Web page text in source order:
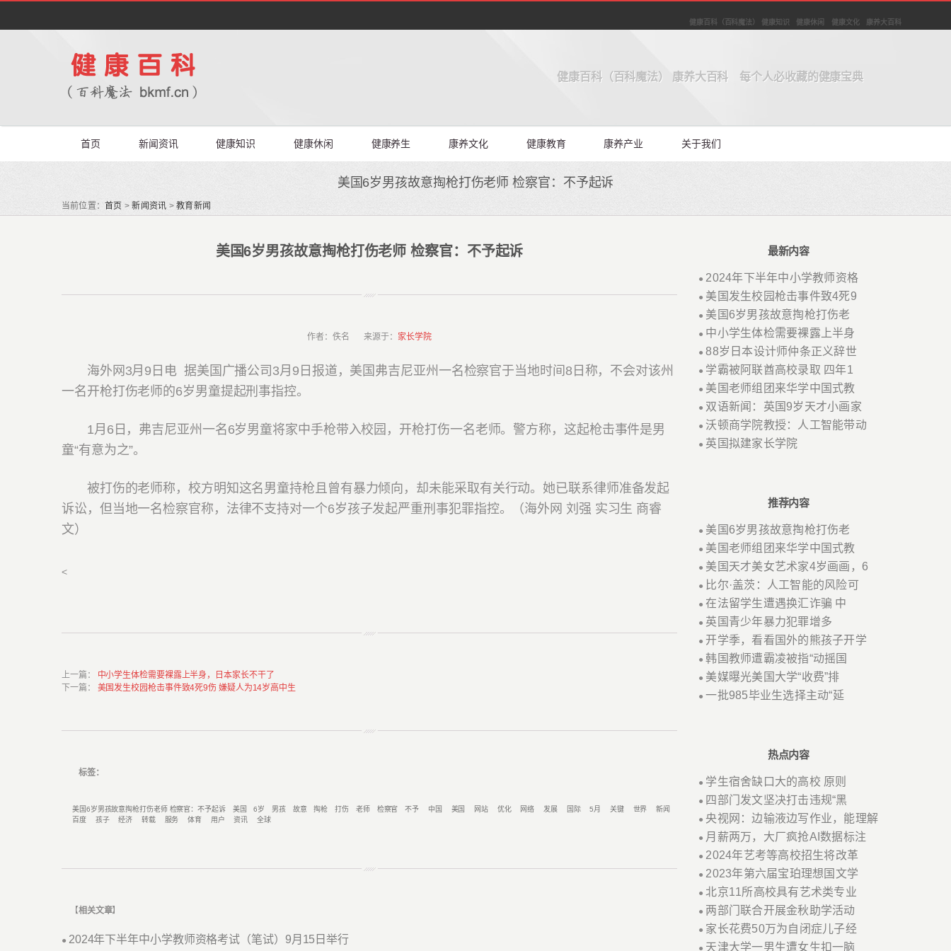
健康百科（百科魔法） 健康知识 健康休闲 健康文化 康养大百科
健康百科（百科魔法） 康养大百科 每个人必收藏的健康宝典
首页 新闻资讯 健康知识 健康休闲 健康养生 康养文化 健康教育 康养产业 关于我们
美国6岁男孩故意掏枪打伤老师 检察官：不予起诉
当前位置：首页 >新闻资讯 >教育新闻
美国6岁男孩故意掏枪打伤老师 检察官：不予起诉
作者：佚名 来源于： 家长学院
海外网3月9日电 据美国广播公司3月9日报道，美国弗吉尼亚州一名检察官于当地时间8日称，不会对该州
一名开枪打伤老师的6岁男童提起刑事指控。
1月6日，弗吉尼亚州一名6岁男童将家中手枪带入校园，开枪打伤一名老师。警方称，这起枪击事件是男
童“有意为之”。
被打伤的老师称，校方明知这名男童持枪且曾有暴力倾向，却未能采取有关行动。她已联系律师准备发起
诉讼，但当地一名检察官称，法律不支持对一个6岁孩子发起严重刑事犯罪指控。（海外网 刘强 实习生 商睿
文）
<
上一篇 ：
中小学生体检需要裸露上半身，日本家长不干了
下一篇 ： 美国发生校园枪击事件致4死9伤 嫌疑人为14岁高中生
标签：
美国6岁男孩故意掏枪打伤老师 检察官：不予起诉 美国 6岁 男孩 故意 掏枪 打伤 老师 检察官 不予 中国 美国 网站 优化 网络 发展 国际 5月 关键 世界
新闻
百度
孩子 经济 转载 服务 体育 用户 资讯 全球
【相关文章】
● 2024年下半年中小学教师资格考试（笔试）9月15日举行
最新内容
● 2024年下半年中小学教师资格
● 美国发生校园枪击事件致4死9
● 美国6岁男孩故意掏枪打伤老
● 中小学生体检需要裸露上半身
●88岁日本设计师仲条正义辞世
● 学霸被阿联酋高校录取 四年1
● 美国老师组团来华学中国式教
● 双语新闻：英国9岁天才小画家
● 沃顿商学院教授：人工智能带动
● 英国拟建家长学院
推荐内容
● 美国6岁男孩故意掏枪打伤老
● 美国老师组团来华学中国式教
● 美国天才美女艺术家4岁画画，6
● 比尔·盖茨：人工智能的风险可
●在法留学生遭遇换汇诈骗 中
● 英国青少年暴力犯罪增多
● 开学季，看看国外的熊孩子开学
●韩国教师遭霸凌被指“动摇国
● 美媒曝光美国大学“收费”排
●一批985毕业生选择主动“延
热点内容
● 学生宿舍缺口大的高校 原则
● 四部门发文坚决打击违规“黑
● 央视网：边输液边写作业，能理解
● 月薪两万，大厂疯抢AI数据标注
● 2024年艺考等高校招生将改革
● 2023年第六届宝珀理想国文学
●北京11所高校具有艺术类专业
● 两部门联合开展金秋助学活动
● 家长花费50万为自闭症儿子经
● 天津大学一男生遭女生扣一脑